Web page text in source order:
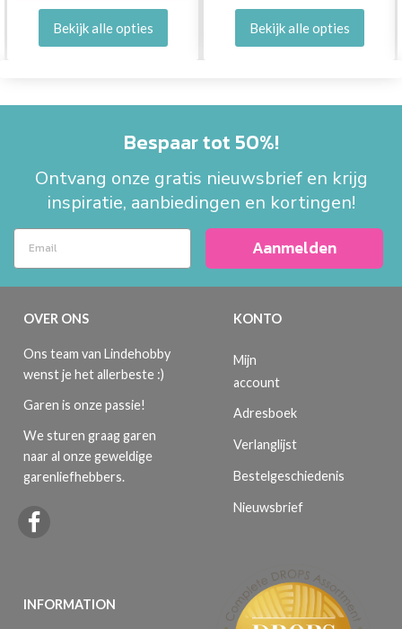
Bekijk alle opties Bekijk alle opties
Bespaar tot 50%!
Ontvang onze gratis nieuwsbrief en krijg
inspiratie, aanbiedingen en kortingen!
Aanmelden
OVER ONS
Ons team van Lindehobby
wenst je het allerbeste :)
Garen is onze passie!
We sturen graag garen
naar al onze geweldige
garenliefhebbers.
INFORMATION
KONTO
Mijn
account
Adresboek
Verlanglijst
Bestelgeschiedenis
Nieuwsbrief